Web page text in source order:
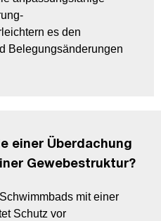
es den
Belegungsänderungen
einer Überdachung
Gewebestruktur?
mit einer
Schutz vor